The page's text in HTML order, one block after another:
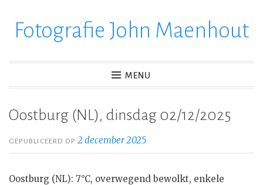
verderFotografie John Maenhout
MENU
Oostburg (NL), dinsdag 02/12/2025
GEPUBLICEERD OP2 december 2025
Oostburg (NL): 7°C, overwegend bewolkt, enkele